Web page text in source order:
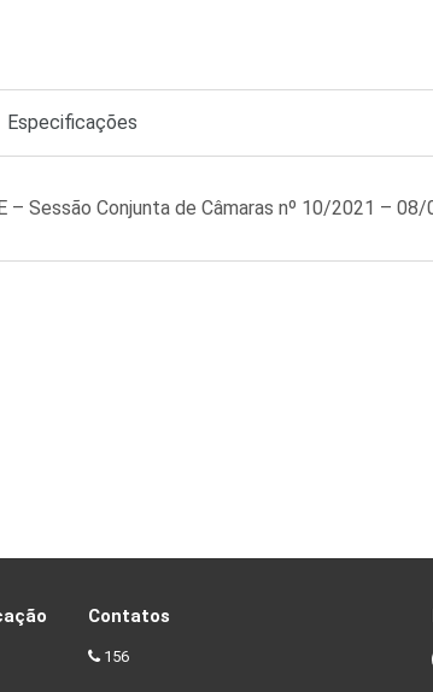
Especificações
– Sessão Conjunta de Câmaras nº 10/2021 –
Contatos
156